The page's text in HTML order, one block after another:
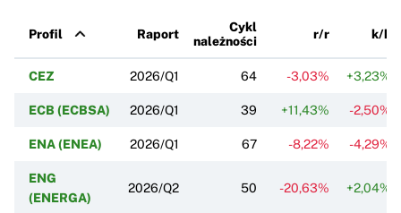
Profil Raport
Cykl
należności
r/r k/k
CEZ 2026/Q1 64 -3,03% +3,23%
ECB (ECBSA) 2026/Q1 39 +11,43% -2,50%
ENA (ENEA) 2026/Q1 67 -8,22% -4,29%
ENG
(ENERGA)
2026/Q2 50 -20,63% +2,04%